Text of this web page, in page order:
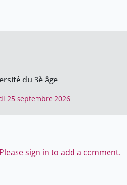
du 3è âge
25 septembre 2026
Please sign in to add a comment.